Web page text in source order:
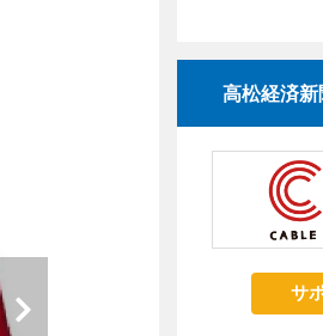
高松経済
サ